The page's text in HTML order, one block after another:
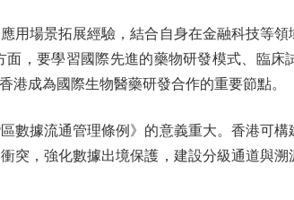
場景拓展經驗，結合自身在金融科技等領
，要學習國際先進的藥物研發模式、臨床
成為國際生物醫藥研發合作的重要節點。
據流通管理條例》的意義重大。香港可構
突，強化數據出境保護，建設分級通道與